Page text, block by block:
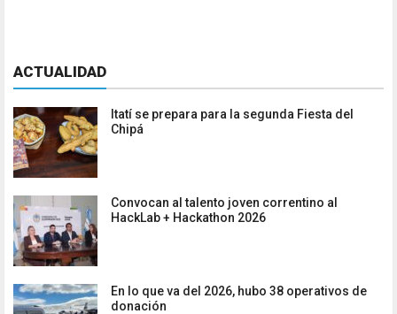
ACTUALIDAD
Itatí se prepara para la segunda Fiesta del
Chipá
Convocan al talento joven correntino al
HackLab + Hackathon 2026
En lo que va del 2026, hubo 38 operativos de
donación